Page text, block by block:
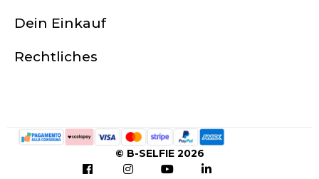
Dein Einkauf
Rechtliches
© B-SELFIE 2026